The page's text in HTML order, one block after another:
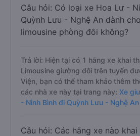
Câu hỏi: Có loại xe Hoa Lư -
Quỳnh Lưu - Nghệ An dành
limousine phòng đôi không?
Trả lời: Hiện tại có 1 hãng xe khai
Limousine giường đôi trên tuyến
Viện, bạn có thể tham khảo thêm
các nhà xe này tại trang này: Xe
- Ninh Bình đi Quỳnh Lưu - Nghệ An
Câu hỏi: Các hãng xe nào